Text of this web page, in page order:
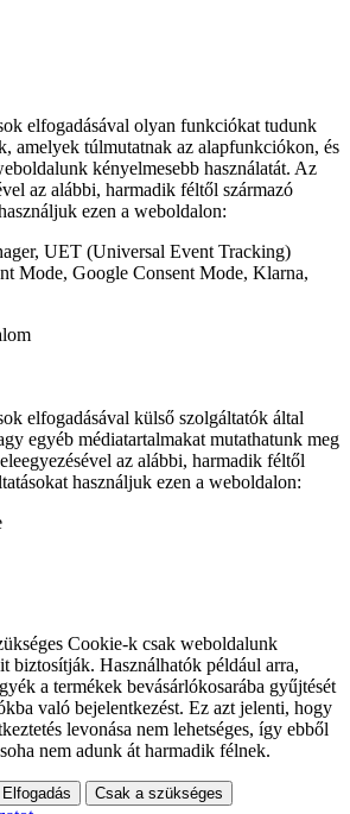
elfogadásával olyan funkciókat tudunk
amelyek túlmutatnak az alapfunkciókon, és
kényelmesebb használatát. Az
az alábbi, harmadik féltől származó
ezen a weboldalon:
UET (Universal Event Tracking)
Mode, Google Consent Mode, Klarna,
elfogadásával külső szolgáltatók által
egyéb médiatartalmakat mutathatunk meg
az alábbi, harmadik féltől
használjuk ezen a weboldalon:
Cookie-k csak weboldalunk
biztosítják. Használhatók például arra,
a termékek bevásárlókosarába gyűjtését
való bejelentkezést. Ez azt jelenti, hogy
levonása nem lehetséges, így ebből
nem adunk át harmadik félnek.
Elfogadás Csak a szükséges